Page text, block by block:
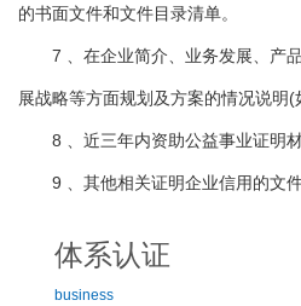
的书面文件和文件目录清单。
7 、在企业简介、业务发展、产
展战略等方面规划及方案的情况说明(
8 、近三年内资助公益事业证明
9 、其他相关证明企业信用的文件
体系认证
business